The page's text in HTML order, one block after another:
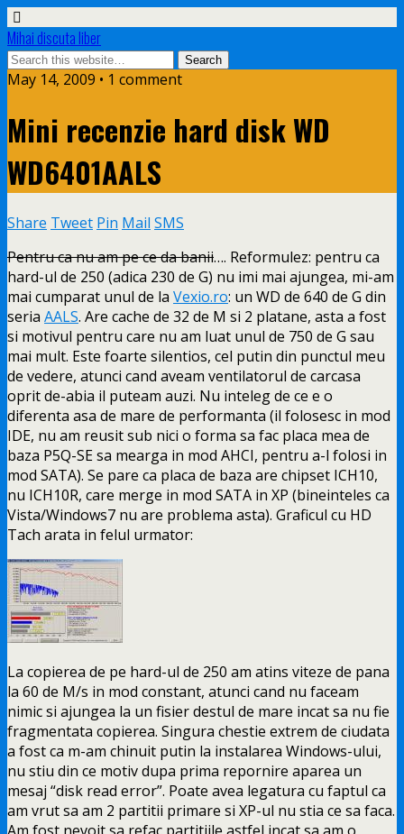
Mihai discuta liber
May 14, 2009 • 1 comment
Mini recenzie hard disk WD
WD6401AALS
Share Tweet Pin Mail SMS
Pentru ca nu am pe ce da banii…. Reformulez: pentru ca
hard-ul de 250 (adica 230 de G) nu imi mai ajungea, mi-am
mai cumparat unul de la Vexio.ro: un WD de 640 de G din
seria AALS. Are cache de 32 de M si 2 platane, asta a fost
si motivul pentru care nu am luat unul de 750 de G sau
mai mult. Este foarte silentios, cel putin din punctul meu
de vedere, atunci cand aveam ventilatorul de carcasa
oprit de-abia il puteam auzi. Nu inteleg de ce e o
diferenta asa de mare de performanta (il folosesc in mod
IDE, nu am reusit sub nici o forma sa fac placa mea de
baza P5Q-SE sa mearga in mod AHCI, pentru a-l folosi in
mod SATA). Se pare ca placa de baza are chipset ICH10,
nu ICH10R, care merge in mod SATA in XP (bineinteles ca
Vista/Windows7 nu are problema asta). Graficul cu HD
Tach arata in felul urmator:
La copierea de pe hard-ul de 250 am atins viteze de pana
la 60 de M/s in mod constant, atunci cand nu faceam
nimic si ajungea la un fisier destul de mare incat sa nu fie
fragmentata copierea. Singura chestie extrem de ciudata
a fost ca m-am chinuit putin la instalarea Windows-ului,
nu stiu din ce motiv dupa prima repornire aparea un
mesaj “disk read error”. Poate avea legatura cu faptul ca
am vrut sa am 2 partitii primare si XP-ul nu stia ce sa faca.